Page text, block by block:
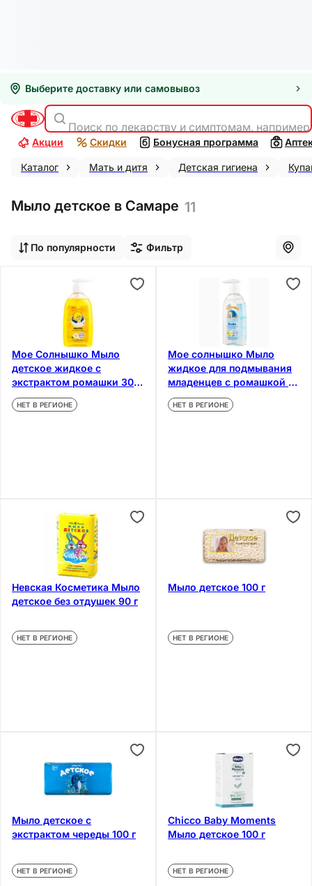
Выберите доставку или самовывоз
Поиск по лекарству и симптомам,
Акции Скидки Бонусная программа
Каталог Мать и дитя Детская гигиена
Мыло детское в Самаре 11
По популярности Фильтр
Мое Солнышко Мыло
детское жидкое с
экстрактом ромашки 300
мл
НЕТ В РЕГИОНЕ
Мое солнышко Мыло
жидкое для подмывания
младенцев с ромашкой и
чередой 200 мл
НЕТ В РЕГИОНЕ
Невская Косметика Мыло
детское без отдушек 90 г
НЕТ В РЕГИОНЕ
Мыло детское 100 г
НЕТ В РЕГИОНЕ
Мыло детское с
экстрактом череды 100 г
НЕТ В РЕГИОНЕ
Chicco Baby Moments
Мыло детское 100 г
НЕТ В РЕГИОНЕ